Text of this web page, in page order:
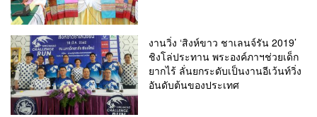
งานวิ่ง ‘สิงห์ขาว ชาเลนจ์รัน 2019’
ชิงโล่ประทาน พระองค์ภาฯช่วยเด็ก
ยากไร้ ลั่นยกระดับเป็นงานอีเว้นท์วิ่ง
อันดับต้นของประเทศ